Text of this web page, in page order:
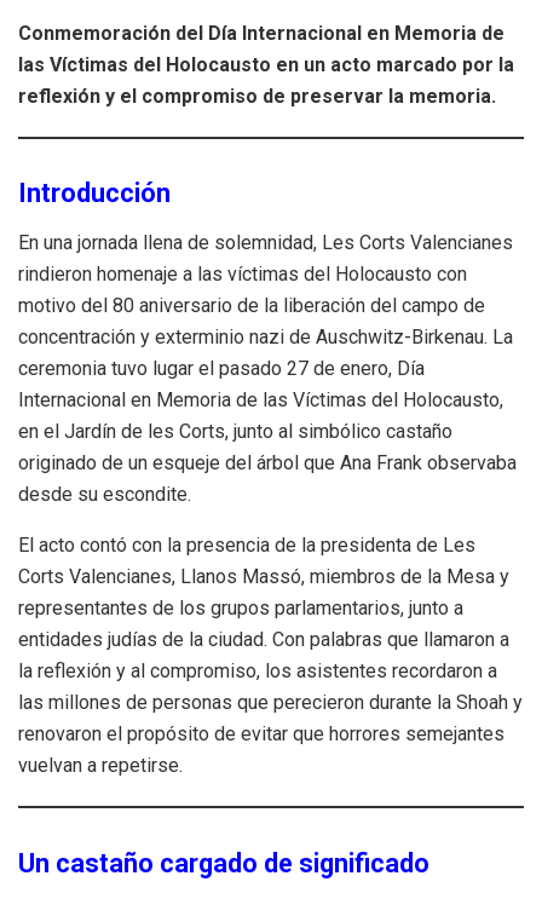
Conmemoración del Día Internacional en Memoria de
las Víctimas del Holocausto en un acto marcado por la
reflexión y el compromiso de preservar la memoria.
Introducción
En una jornada llena de solemnidad, Les Corts Valencianes
rindieron homenaje a las víctimas del Holocausto con
motivo del 80 aniversario de la liberación del campo de
concentración y exterminio nazi de Auschwitz-Birkenau. La
ceremonia tuvo lugar el pasado 27 de enero, Día
Internacional en Memoria de las Víctimas del Holocausto,
en el Jardín de les Corts, junto al simbólico castaño
originado de un esqueje del árbol que Ana Frank observaba
desde su escondite.
El acto contó con la presencia de la presidenta de Les
Corts Valencianes, Llanos Massó, miembros de la Mesa y
representantes de los grupos parlamentarios, junto a
entidades judías de la ciudad. Con palabras que llamaron a
la reflexión y al compromiso, los asistentes recordaron a
las millones de personas que perecieron durante la Shoah y
renovaron el propósito de evitar que horrores semejantes
vuelvan a repetirse.
Un castaño cargado de significado